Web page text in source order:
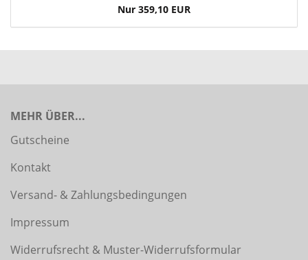
Nur 359,10 EUR
MEHR ÜBER...
Gutscheine
Kontakt
Versand- & Zahlungsbedingungen
Impressum
Widerrufsrecht & Muster-Widerrufsformular